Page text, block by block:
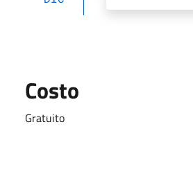
Costo
Gratuito